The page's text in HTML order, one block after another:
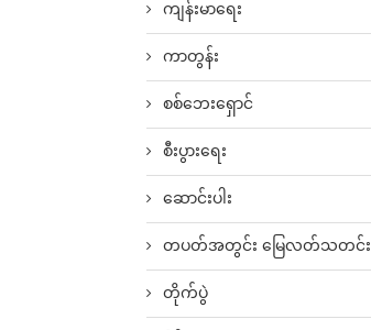
ကျန်းမာရေး
ကာတွန်း
စစ်ဘေးရှောင်
စီးပွားရေး
ဆောင်းပါး
တပတ်အတွင်း မြေလတ်သတင်း
တိုက်ပွဲ